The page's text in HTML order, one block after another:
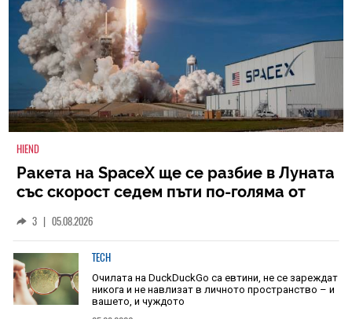
HIEND
Ракета на SpaceX ще се разбие в Луната
със скорост седем пъти по-голяма от
3 | 05.08.2026
TECH
Очилата на DuckDuckGo са евтини, не се зареждат
никога и не навлизат в личното пространство – и
вашето, и чуждото